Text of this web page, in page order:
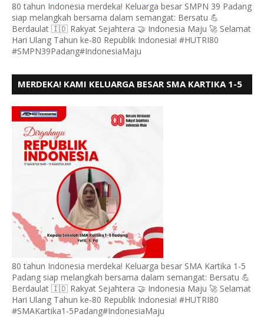
80 tahun Indonesia merdeka! Keluarga besar SMPN 39 Padang
siap melangkah bersama dalam semangat: Bersatu 💪
Berdaulat 🇮🇩 Rakyat Sejahtera 🤝 Indonesia Maju 🚀 Selamat
Hari Ulang Tahun ke-80 Republik Indonesia! #HUTRI80
#SMPN39Padang#IndonesiaMaju
MERDEKA! KAMI KELUARGA BESAR SMA KARTIKA 1-5
BERSATU BERD
80 tahun Indonesia merdeka! Keluarga besar SMA Kartika 1-5
Padang siap melangkah bersama dalam semangat: Bersatu 💪
Berdaulat 🇮🇩 Rakyat Sejahtera 🤝 Indonesia Maju 🚀 Selamat
Hari Ulang Tahun ke-80 Republik Indonesia! #HUTRI80
#SMAKartika1-5Padang#IndonesiaMaju